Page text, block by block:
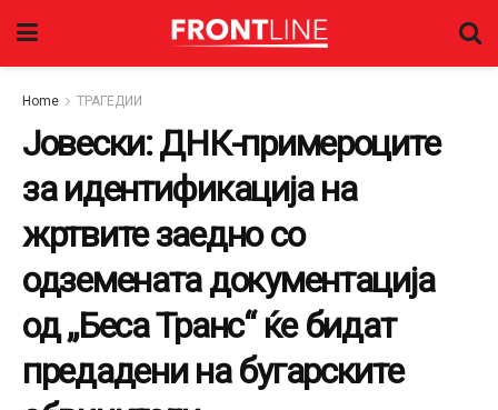
Home ТРАГЕДИИ
Јовески: ДНК-примероците
за идентификација на
жртвите заедно со
одземената документација
од „Беса Транс“ ќе бидат
предадени на бугарските